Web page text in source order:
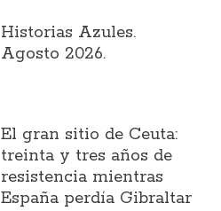
Historias Azules.
Agosto 2026.
El gran sitio de Ceuta:
treinta y tres años de
resistencia mientras
España perdía Gibraltar